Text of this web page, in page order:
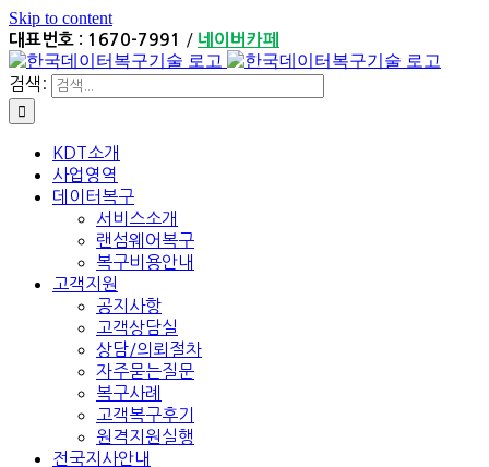
Skip to content
대표번호 : 1670-7991 / 네이버카페
검색:
KDT소개
사업영역
데이터복구
서비스소개
랜섬웨어복구
복구비용안내
고객지원
공지사항
고객상담실
상담/의뢰절차
자주묻는질문
복구사례
고객복구후기
원격지원실행
전국지사안내